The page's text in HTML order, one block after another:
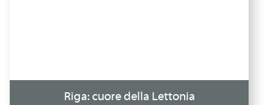
Riga: cuore della Lettonia